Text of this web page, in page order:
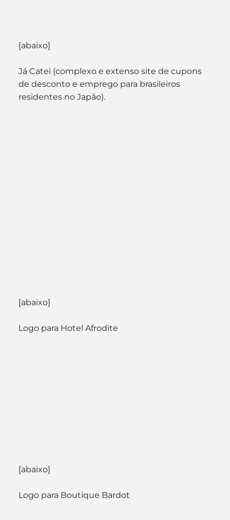
[abaixo]
Já Catei (complexo e extenso site de cupons
de desconto e emprego para brasileiros
residentes no Japão).
[abaixo]
Logo para Hotel Afrodite
[abaixo]
Logo para Boutique Bardot